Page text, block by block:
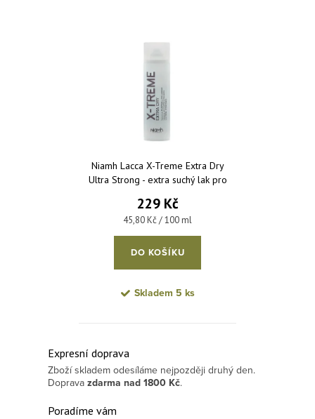
Niamh Lacca X-Treme Extra Dry
Ultra Strong - extra suchý lak pro
229 Kč
Měrná cena:
45,80 Kč / 100 ml
DO KOŠÍKU
Skladem 5 ks
Ovládací prvky výpisu
Expresní doprava
Zboží skladem odesíláme nejpozději druhý den.
Doprava zdarma nad 1800 Kč.
Poradíme vám